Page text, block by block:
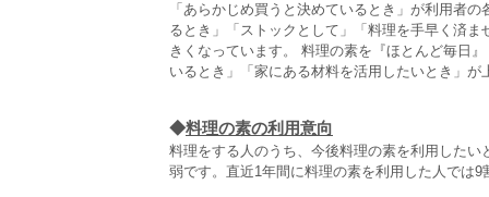
「あらかじめ買うと決めているとき」が利用者
るとき」「ストックとして」「料理を手早く済
きくなっています。 料理の素を『ほとんど毎日
いるとき」「家にある材料を活用したいとき」が
◆料理の素の利用意向
料理をする人のうち、今後料理の素を利用した
弱です。直近1年間に料理の素を利用した人では